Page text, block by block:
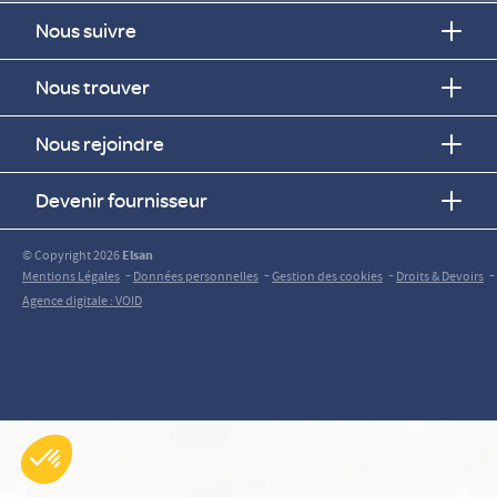
Nous suivre
Nous trouver
Nous rejoindre
Devenir fournisseur
© Copyright 2026Elsan
Mentions Légales -Données personnelles -Gestion des cookies -Droits & Devoirs -
Agence digitale : VOID